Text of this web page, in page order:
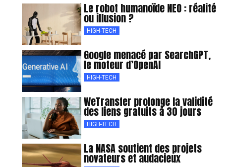
Le robot humanoïde NEO : réalité
ou illusion ?
HIGH-TECH
Google menacé par SearchGPT,
le moteur d’OpenAI
HIGH-TECH
WeTransfer prolonge la validité
des liens gratuits à 30 jours
HIGH-TECH
La NASA soutient des projets
novateurs et audacieux